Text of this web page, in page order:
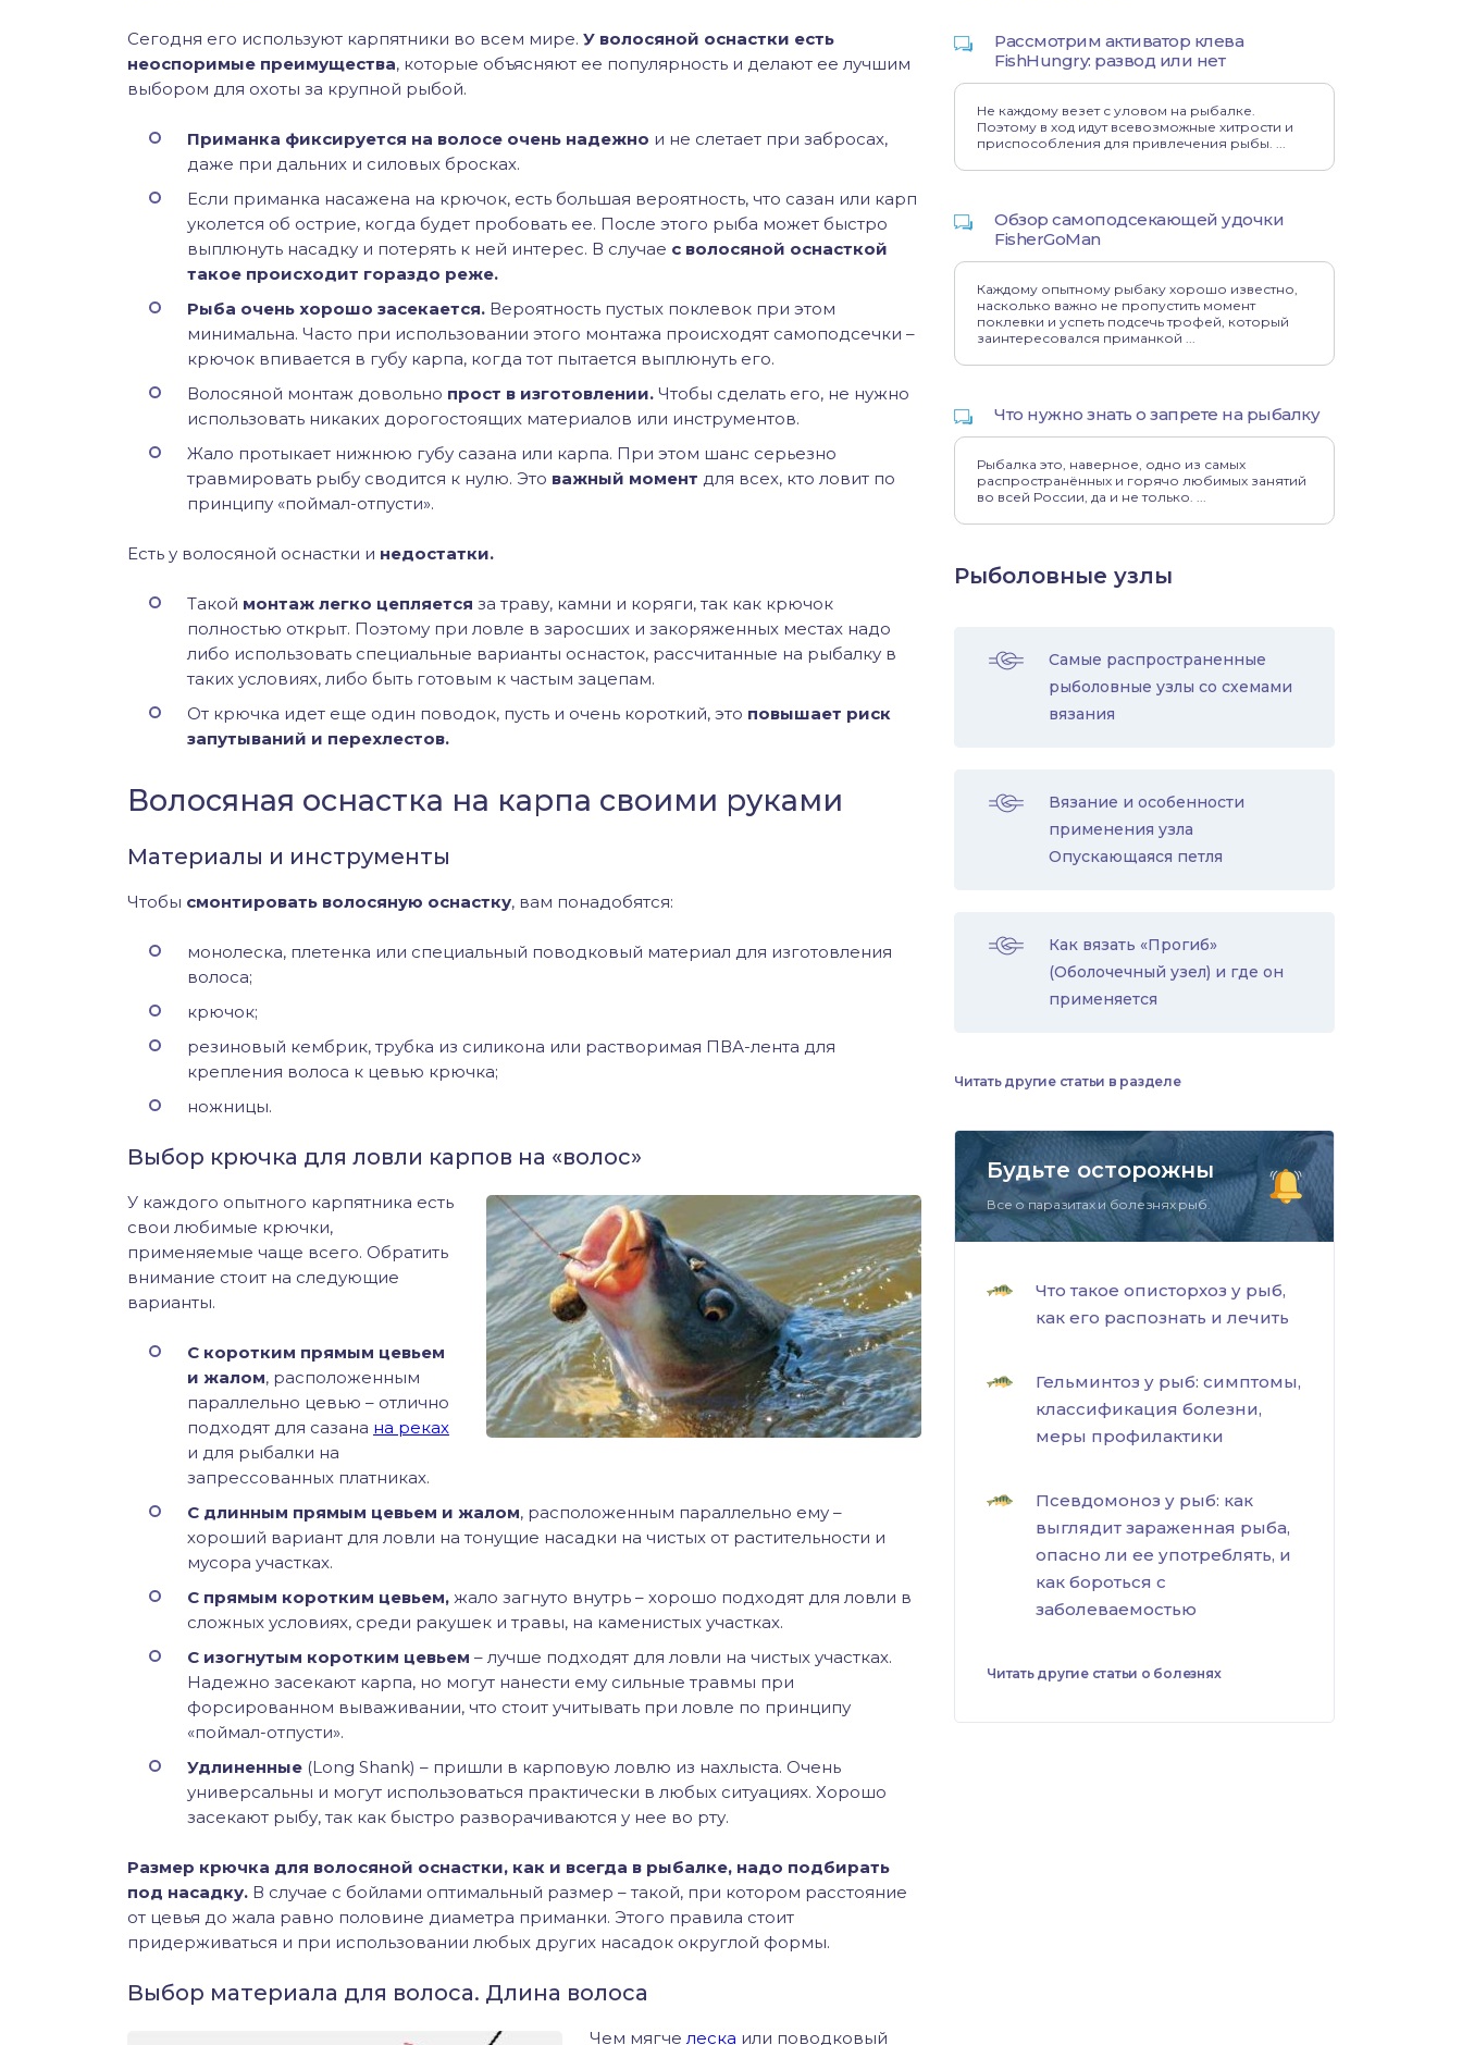
Сегодня его используют карпятники во всем мире. У волосяной оснастки есть
неоспоримые преимущества, которые объясняют ее популярность и делают ее лучшим
выбором для охоты за крупной рыбой.
Приманка фиксируется на волосе очень надежно и не слетает при забросах,
даже при дальних и силовых бросках.
Если приманка насажена на крючок, есть большая вероятность, что сазан или карп
уколется об острие, когда будет пробовать ее. После этого рыба может быстро
выплюнуть насадку и потерять к ней интерес. В случае с волосяной оснасткой
такое происходит гораздо реже.
Рыба очень хорошо засекается. Вероятность пустых поклевок при этом
минимальна. Часто при использовании этого монтажа происходят самоподсечки –
крючок впивается в губу карпа, когда тот пытается выплюнуть его.
Волосяной монтаж довольно прост в изготовлении. Чтобы сделать его, не нужно
использовать никаких дорогостоящих материалов или инструментов.
Жало протыкает нижнюю губу сазана или карпа. При этом шанс серьезно
травмировать рыбу сводится к нулю. Это важный момент для всех, кто ловит по
принципу «поймал-отпусти».
Есть у волосяной оснастки и недостатки.
Такой монтаж легко цепляется за траву, камни и коряги, так как крючок
полностью открыт. Поэтому при ловле в заросших и закоряженных местах надо
либо использовать специальные варианты оснасток, рассчитанные на рыбалку в
таких условиях, либо быть готовым к частым зацепам.
От крючка идет еще один поводок, пусть и очень короткий, это повышает риск
запутываний и перехлестов.
Волосяная оснастка на карпа своими руками
Материалы и инструменты
Чтобы смонтировать волосяную оснастку, вам понадобятся:
монолеска, плетенка или специальный поводковый материал для изготовления
волоса;
крючок;
резиновый кембрик, трубка из силикона или растворимая ПВА-лента для
крепления волоса к цевью крючка;
ножницы.
Выбор крючка для ловли карпов на «волос»
У каждого опытного карпятника есть
свои любимые крючки,
применяемые чаще всего. Обратить
внимание стоит на следующие
варианты.
С коротким прямым цевьем
и жалом, расположенным
параллельно цевью – отлично
подходят для сазана на реках
и для рыбалки на
запрессованных платниках.
С длинным прямым цевьем и жалом, расположенным параллельно ему –
хороший вариант для ловли на тонущие насадки на чистых от растительности и
мусора участках.
С прямым коротким цевьем, жало загнуто внутрь – хорошо подходят для ловли в
сложных условиях, среди ракушек и травы, на каменистых участках.
С изогнутым коротким цевьем – лучше подходят для ловли на чистых участках.
Надежно засекают карпа, но могут нанести ему сильные травмы при
форсированном вываживании, что стоит учитывать при ловле по принципу
«поймал-отпусти».
Удлиненные (Long Shank) – пришли в карповую ловлю из нахлыста. Очень
универсальны и могут использоваться практически в любых ситуациях. Хорошо
засекают рыбу, так как быстро разворачиваются у нее во рту.
Размер крючка для волосяной оснастки, как и всегда в рыбалке, надо подбирать
под насадку. В случае с бойлами оптимальный размер – такой, при котором расстояние
от цевья до жала равно половине диаметра приманки. Этого правила стоит
придерживаться и при использовании любых других насадок округлой формы.
Выбор материала для волоса. Длина волоса
Чем мягче леска или поводковый
Рассмотрим активатор клева
FishHungry: развод или нет
Не каждому везет с уловом на рыбалке.
Поэтому в ход идут всевозможные хитрости и
приспособления для привлечения рыбы. ...
Обзор самоподсекающей удочки
FisherGoMan
Каждому опытному рыбаку хорошо известно,
насколько важно не пропустить момент
поклевки и успеть подсечь трофей, который
заинтересовался приманкой ...
Что нужно знать о запрете на рыбалку
Рыбалка это, наверное, одно из самых
распространённых и горячо любимых занятий
во всей России, да и не только. ...
Рыболовные узлы
Самые распространенные
рыболовные узлы со схемами
вязания
Вязание и особенности
применения узла
Опускающаяся петля
Как вязать «Прогиб»
(Оболочечный узел) и где он
применяется
Читать другие статьи в разделе
Будьте осторожны
Все о паразитах и болезнях рыб.
Что такое описторхоз у рыб,
как его распознать и лечить
Гельминтоз у рыб: симптомы,
классификация болезни,
меры профилактики
Псевдомоноз у рыб: как
выглядит зараженная рыба,
опасно ли ее употреблять, и
как бороться с
заболеваемостью
Читать другие статьи о болезнях